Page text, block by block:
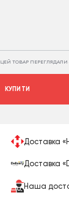
ЦЕЙ ТОВАР ПЕРЕГЛЯДАЛИ
КУПИТИ
Доставка
Доставка
Наша